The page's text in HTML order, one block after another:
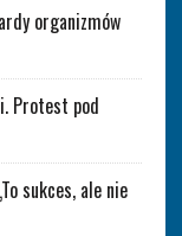
organizmów
Protest pod
sukces, ale nie